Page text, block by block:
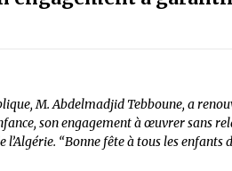
M. Abdelmadjid Tebboune, a
son engagement à œuvrer sans
“Bonne fête à tous les enfants